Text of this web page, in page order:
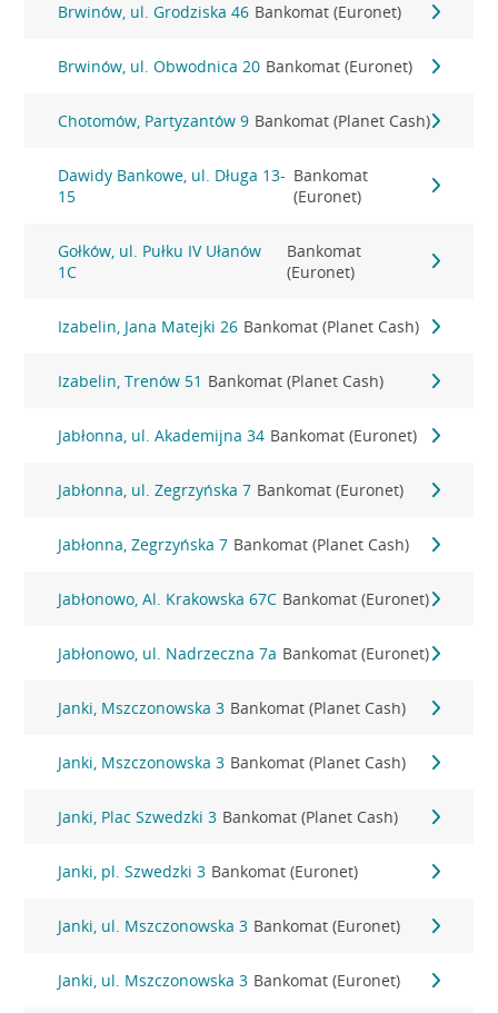
Brwinów, ul. Grodziska 46 Bankomat (Euronet)
Brwinów, ul. Obwodnica 20 Bankomat (Euronet)
Chotomów, Partyzantów 9 Bankomat (Planet Cash)
Dawidy Bankowe, ul. Długa 13-
15
Bankomat
(Euronet)
Gołków, ul. Pułku IV Ułanów
1C
Bankomat
(Euronet)
Izabelin, Jana Matejki 26 Bankomat (Planet Cash)
Izabelin, Trenów 51 Bankomat (Planet Cash)
Jabłonna, ul. Akademijna 34 Bankomat (Euronet)
Jabłonna, ul. Zegrzyńska 7 Bankomat (Euronet)
Jabłonna, Zegrzyńska 7 Bankomat (Planet Cash)
Jabłonowo, Al. Krakowska 67C Bankomat (Euronet)
Jabłonowo, ul. Nadrzeczna 7a Bankomat (Euronet)
Janki, Mszczonowska 3 Bankomat (Planet Cash)
Janki, Mszczonowska 3 Bankomat (Planet Cash)
Janki, Plac Szwedzki 3 Bankomat (Planet Cash)
Janki, pl. Szwedzki 3 Bankomat (Euronet)
Janki, ul. Mszczonowska 3 Bankomat (Euronet)
Janki, ul. Mszczonowska 3 Bankomat (Euronet)